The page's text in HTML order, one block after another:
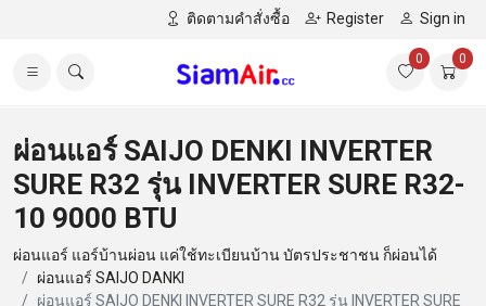
ติดตามคำสั่งซื้อ Register Sign in
0 0
ผ่อนแอร์ SAIJO DENKI INVERTER
SURE R32 รุ่น INVERTER SURE R32-
10 9000 BTU
ผ่อนแอร์ แอร์บ้านผ่อน แค่ใช้ทะเบียนบ้าน บัตรประชาชน ก็ผ่อนได้
ผ่อนแอร์ SAIJO DANKI
ผ่อนแอร์ SAIJO DENKI INVERTER SURE R32 รุ่น INVERTER SURE